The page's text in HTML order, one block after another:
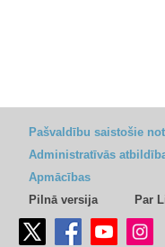
Pašvaldību saistošie
Administratīvās
Apmācības
Pilnā versija
Par